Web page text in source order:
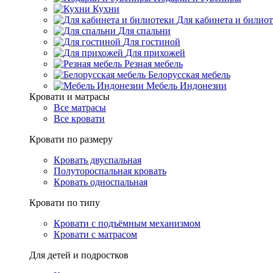
Кухни
Для кабинета и
Для спальни
Для гостиной
Для прихожей
Резная мебель
Белорусская мебель
Мебель Индонезии
Кровати и матрасы
Все матрасы
Все кровати
Кровати по размеру
Кровать двуспальная
Полутороспальная кровать
Кровать односпальная
Кровати по типу
Кровати с подъёмным механизмом
Кровати с матрасом
Для детей и подростков